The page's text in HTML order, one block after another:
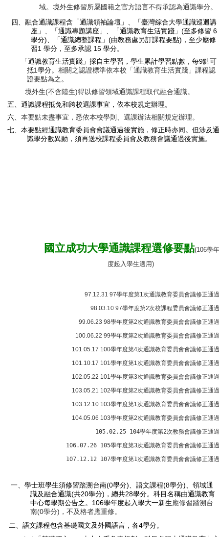
域。境外生修習所屬國籍之官方語言不得承認為通識學分。
四、融合通識課程含「通識領袖論壇」、「臺灣綜合大學通識巡迴講
座」、「通識專題講座」、「通識教育生活實踐」 (至多修習 6
學分) 、「通識總整課程」 (由教務處另訂課程要點) ，至少應修
習1 學分，至多承認 15 學分。
「通識教育生活實踐」採自主學習，學生累計學習點數，每9點可
抵1 學分。 相關之認證標準依本校「通識教育生活實踐」課程認
證要點為之 。
境外生(不含陸生)得以修習領域通識課程取代融合通識。
五、通識課程抵免和跨校選課事宜，依本校規定辦理。
六、 本要點未盡事宜，悉依本校學則、選課辦法相關規定辦理。
七、 本要點經通識教育委員會會議通過後實施，修正時亦同。但涉及通
識學分數異動，須再送校課程委員會及教務會議通過後實施。
國立成功大學通識課程選修要點(106學年
度起入學生適用)
97.12.31 97學年度第1 次通識教育委員會議修正通過
98.03.10 97學年度第2次校課程委員會議修正通過
99.06.23 98學年度第2次通識教育委員會會議修正通過
100.06.22 99學年度第2次通識教育委員會會議修正通過
101.05.17 100學年度第4次通識教育委員會會議修正通過
101.10.17 101 學年度第1 次通識教育委員會會議修正通過
102.05.22 101 學年度第3次通識教育委員會會議修正通過
103.05.21 102學年度第2次通識教育委員會會議修正通過
103.12.10 103學年度第1 次通識教育委員會會議修正通過
104.05.06 103學年度第2次通識教育委員會會議修正通過
105.02.25 104學年度第2次教務會議修正通過
106.07.26 105學年度第3次通識教育委員會會議修正通過
107.12.12 107學年度第1 次通識教育委員會會議修正通過
一、學士班學生須修習踏溯台南(0學分) 、語文課程(8學分) 、領域通
識及融合通識(共20學分) ，總共28學分。科目名稱由通識教育
中心每學期公告之。 106學年度起入學大一新生 應修習踏溯台
南(0學分) ，不及格者應重修。
二、語文課程包含基礎國文及外國語言，各4學分。